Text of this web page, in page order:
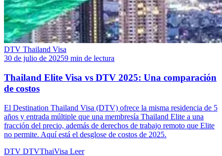
DTV Thailand Visa
30 de julio de 20259 min de lectura
Thailand Elite Visa vs DTV 2025: Una comparación
de costos
El Destination Thailand Visa (DTV) ofrece la misma residencia de 5
años y entrada múltiple que una membresía Thailand Elite a una
fracción del precio, además de derechos de trabajo remoto que Elite
no permite. Aquí está el desglose de costos de 2025.
DTV DTVThaiVisa Leer